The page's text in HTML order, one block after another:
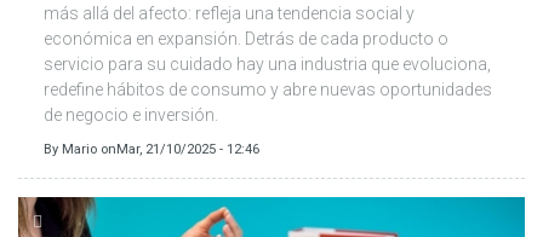
más allá del afecto: refleja una tendencia social y
económica en expansión. Detrás de cada producto o
servicio para su cuidado hay una industria que evoluciona,
redefine hábitos de consumo y abre nuevas oportunidades
de negocio e inversión.
By Mario onMar, 21/10/2025 - 12:46